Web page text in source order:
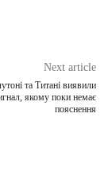
Next article
та Титані виявили
якому поки немає
пояснення